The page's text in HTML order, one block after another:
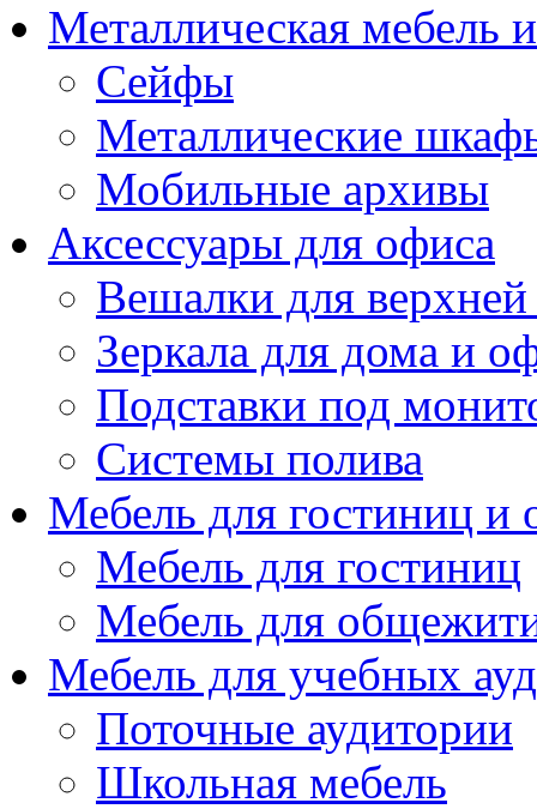
Металлическая мебель
Сейфы
Металлические
Мобильные архивы
Аксессуары для офиса
Вешалки для
Зеркала для дома и
Подставки под
Системы полива
Мебель для гостиниц
Мебель для гостиниц
Мебель для
Мебель для учебных
Поточные аудитории
Школьная мебель